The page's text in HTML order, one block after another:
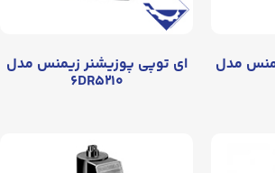
ای توپی پوزیشنر زیمنس مدل